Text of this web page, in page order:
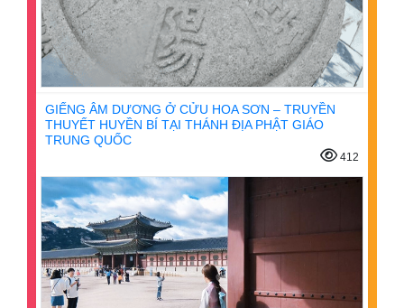
GIẾNG ÂM DƯƠNG Ở CỬU HOA SƠN – TRUYỀN
THUYẾT HUYỀN BÍ TẠI THÁNH ĐỊA PHẬT GIÁO
TRUNG QUỐC
412